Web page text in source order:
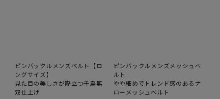
ピンバックルメンズベルト【ロ
ングサイズ】
見た目の美しさが際立つ千鳥無
双仕上げ
ピンバックルメンズメッシュベ
ルト
やや細めでトレンド感のあるナ
ローメッシュベルト